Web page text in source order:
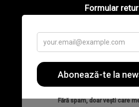
Formular retur